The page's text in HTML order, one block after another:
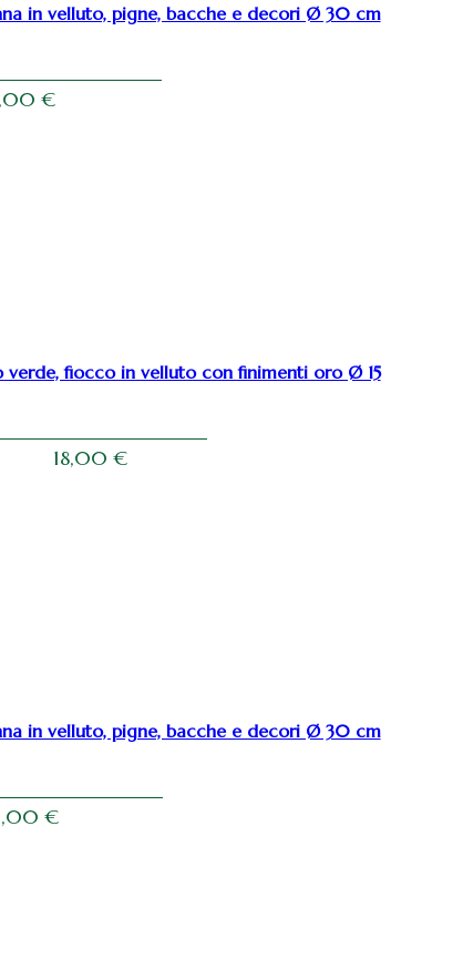
in velluto, pigne, bacche e decori Ø 30 cm
€
verde, fiocco in velluto con finimenti oro Ø 15
18,00€
in velluto, pigne, bacche e decori Ø 30 cm
€